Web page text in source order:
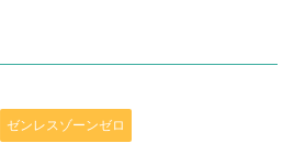
ゼンレスゾーンゼロ